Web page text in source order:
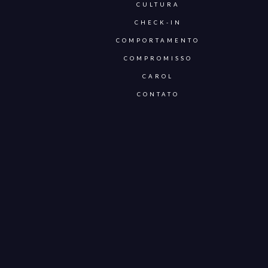
CULTURA
CHECK-IN
COMPORTAMENTO
COMPROMISSO
CAROL
CONTATO